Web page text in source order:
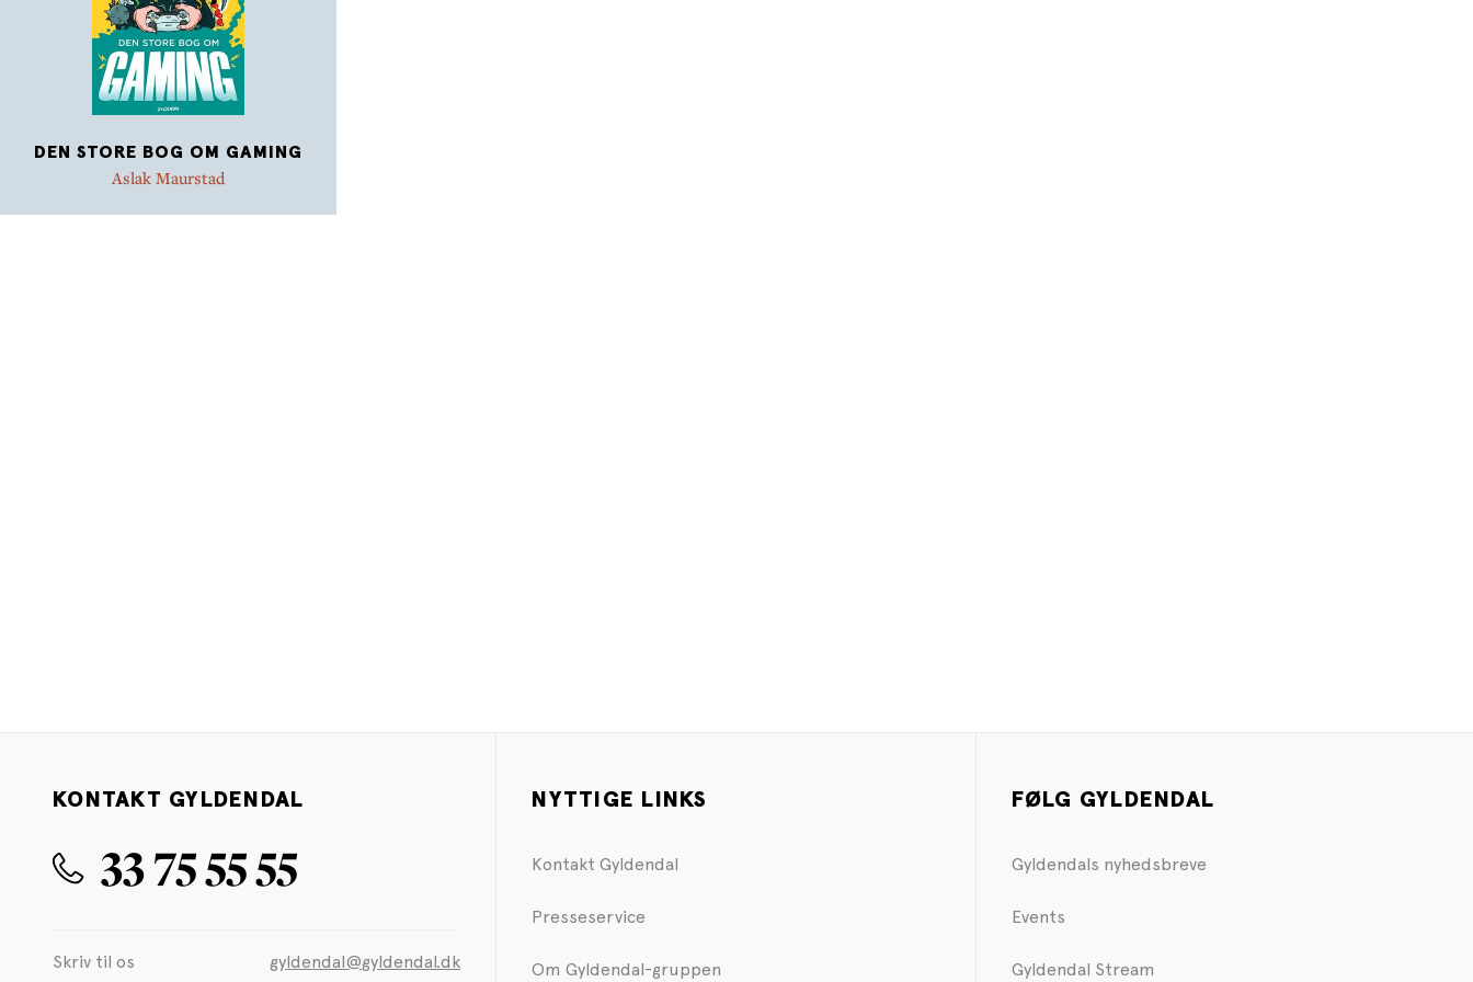
DEN STORE BOG OM GAMING
Aslak Maurstad
KONTAKT GYLDENDAL
33 75 55 55
Skriv til os gyldendal@gyldendal.dk
NYTTIGE LINKS
Kontakt Gyldendal
Presseservice
Om Gyldendal-gruppen
FØLG GYLDENDAL
Gyldendals nyhedsbreve
Events
Gyldendal Stream